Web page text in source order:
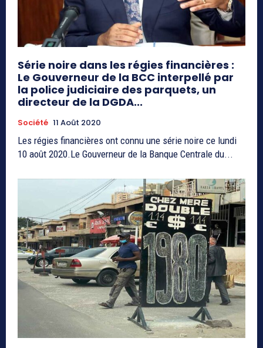
Série noire dans les régies financières :
Le Gouverneur de la BCC interpellé par
la police judiciaire des parquets, un
directeur de la DGDA...
Société 11 Août 2020
Les régies financières ont connu une série noire ce lundi
10 août 2020.Le Gouverneur de la Banque Centrale du...